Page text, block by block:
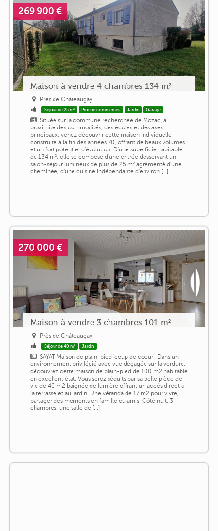
269 900 €
Maison à vendre 4 chambres 134 m²
Près de Châteaugay
Séjour de 25 m² Proche commerces Jardin Garage
Située sur la commune recherchée de Mozac, à
proximité des commodités, des écoles et des axes
principaux, venez découvrir cette maison individuelle
construite à la fin des années 70, offrant de beaux volumes
et un fort potentiel d'évolution. D'une superficie habitable
de 134 m², elle se compose d'une entrée desservant un
salon-séjour lumineux de plus de 25 m² agrémenté d'une
cheminée, d'une cuisine indépendante d'environ [...]
270 000 €
Maison à vendre 3 chambres 101 m²
Près de Châteaugay
Séjour de 40 m² Jardin
SAYAT Maison de plain-pied 'coup de coeur'. Dans un
environnement privilégié avec vue dégagée sur la verdure,
découvrez cette maison de plain-pied de 100 m2 habitable
en excellent état. Vous serez séduits par sa belle pièce de
vie de 40 m2 baignée de lumière offrant un accès direct à
la terrasse et au jardin. Une véranda de 17 m2 pour vivre,
partager des moments en famille ou amis. Côté nuit, 3
chambres, une salle de [...]